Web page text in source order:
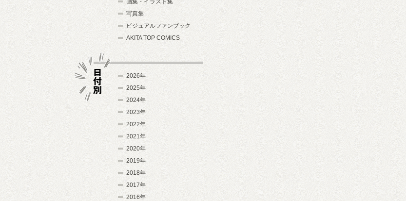
画集・イラスト集
写真集
ビジュアルファンブック
AKITA TOP COMICS
2026年
2025年
2024年
2023年
2022年
2021年
2020年
2019年
2018年
2017年
2016年